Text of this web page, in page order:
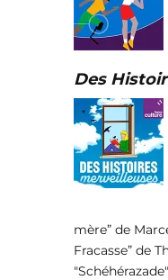
Des
mère” de
Fracasse” de